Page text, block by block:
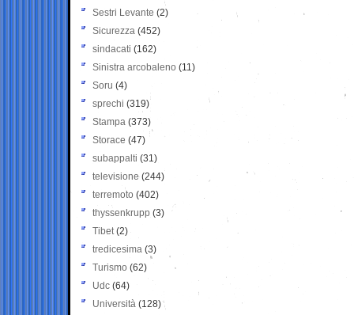
Sestri Levante (2)
Sicurezza (452)
sindacati (162)
Sinistra arcobaleno (11)
Soru (4)
sprechi (319)
Stampa (373)
Storace (47)
subappalti (31)
televisione(244)
terremoto (402)
thyssenkrupp (3)
Tibet(2)
tredicesima (3)
Turismo (62)
Udc (64)
Università (128)